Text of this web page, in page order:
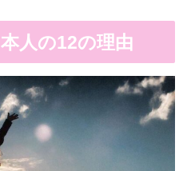
人の12の理由